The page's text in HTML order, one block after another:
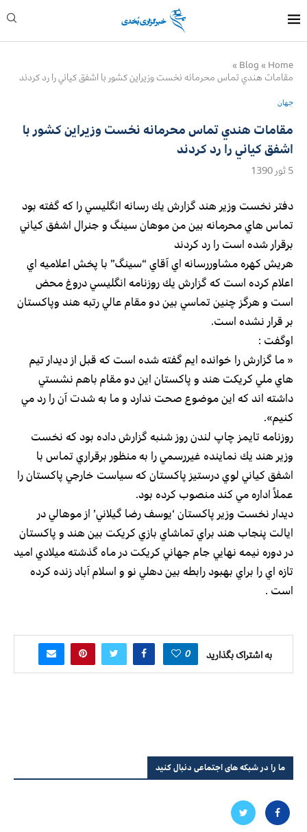
Home
»
Blog
»
مقامات هندي تماس محرمانه نخست وزيراين كشور با اشفق كياني را رد كردند
جهان
مقامات هندي تماس محرمانه نخست وزيراين كشور با
اشفق كياني را رد كردند
5 ثور 1390
دفتر نخست وزير هند گزارش يك رسانه انگليسي را كه گفته بود
تماس هاي محرمانه بين من موهان سينگ و جنرال اشفق كياني
برقرار شده است را رد كردند
هريش كهره مشاوررسانه اي آقاي “سينگ” با پخش اعلاميه اي
اعلام كرده است كه گزارش يك روزنامه انگليسي دروغ محض
است و هرگز چنين تماسي بين دو مقام عالي رتبه هند وپاكستان
بر قرار نشده است.
اوگفت :
« ما گزارش را خوانده ايم گفته شده است كه قبل از ديدار تيم
هاي ملي كريكت هند و پاكستان اين دو مقام باهم نشستي
داشته اند كه اين موضوع صحت ندارد و ما به شدت آن را رد مي
كنيم».
روزنامه تايمز چاپ لندن روز شنبه گزارش داده بود كه نخست
وزير هند يك نماينده غيررسمي را به منظور برقراري تماس با
اشفق كياني لوي درستيز پاكستان كه سياست خارجي پاكستان را
عملاً اداره مي كند منصوب كرده بود.
ديدار نخست وزير پاكستان ‘يوسف رضا گيلاني’ از موهالي در
ايالت پنجاب هند براي تماشاي بازي كريكت بين هند و پاكستان
در دوره نيمه نهايي جام جهاني كريكت در ماه گذشته ميلادي اميد
تازه اي را براي بهبود رابطه بين دهلي نو و اسلام آباد زنده كرده
است .
به اشتراک بگذارید 0
ما را در شبکه های اجتماعی دنبال کنید